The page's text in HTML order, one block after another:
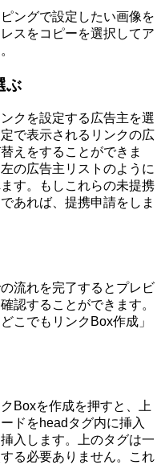
ングで設定したい画像を
スをコピーを選択してア
ぶ
ンクを設定する広告主を選
で表示されるリンクの広
えをすることができま
の広告主リストのように
す。もしこれらの未提携
あれば、提携申請をしま
流れを完了するとプレビ
認することができます。
こでもリンクBox作成」
Boxを作成を押すと、上
ドをheadタグ内に挿入
入します。上のタグは一
る必要ありません。これ